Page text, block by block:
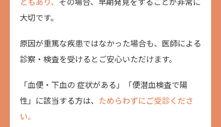
大切です。
原因が重篤な疾患ではなかった場合も、医師による
診察・検査を受けるとご安心いただけます。
「血便・下血の 症状がある」「便潜血検査で陽
性」に該当する方は、 ためらわずにご受診くださ
い。